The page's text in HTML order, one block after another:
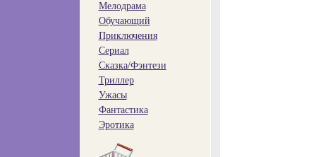
Мелодрама
Обучающий
Приключения
Сериал
Сказка/Фэнтези
Триллер
Ужасы
Фантастика
Эротика